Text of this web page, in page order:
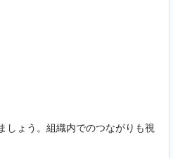
しょう。組織内でのつながりも視